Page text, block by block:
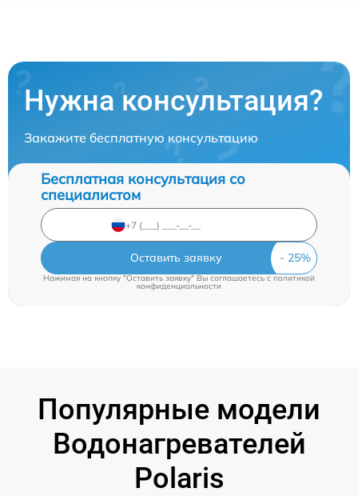
Нужна консультация?
Закажите бесплатную консультацию
Бесплатная консультация со
специалистом
Оставить заявку
Нажимая на кнопку "Оставить заявку" Вы соглашаетесь cполитикой
конфиденциальности
Популярные модели
Водонагревателей
Polaris